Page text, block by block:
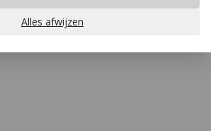
Alles afwijzen